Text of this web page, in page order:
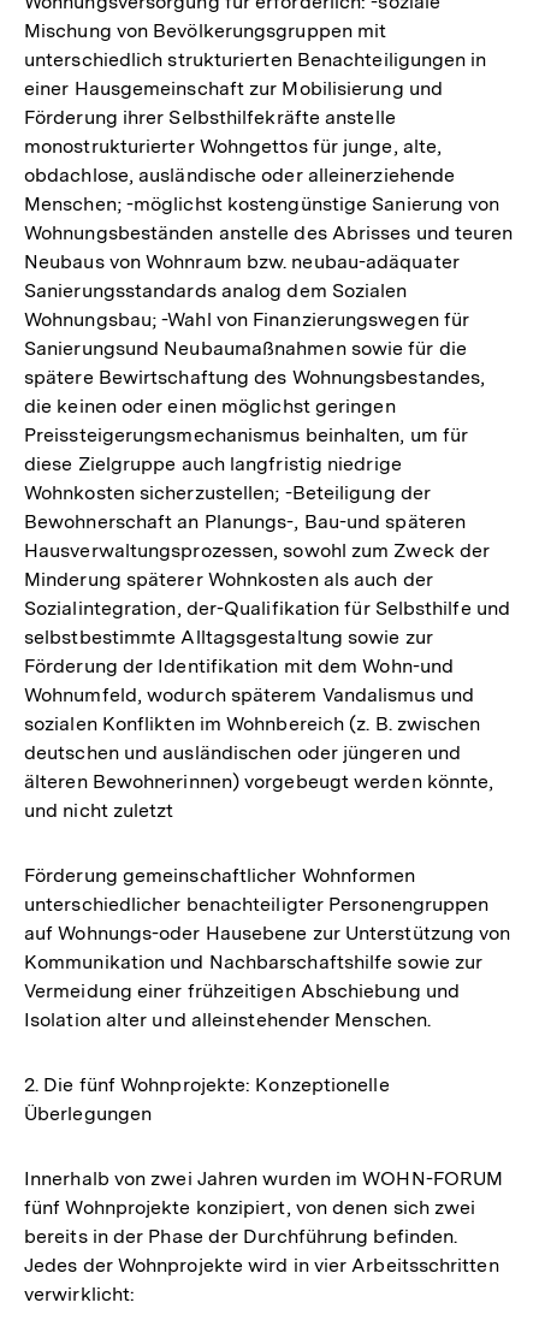
Mischung von Bevölkerungsgruppen mit
unterschiedlich strukturierten Benachteiligungen in
einer Hausgemeinschaft zur Mobilisierung und
Förderung ihrer Selbsthilfekräfte anstelle
monostrukturierter Wohngettos für junge, alte,
obdachlose, ausländische oder alleinerziehende
Menschen; -möglichst kostengünstige Sanierung von
Wohnungsbeständen anstelle des Abrisses und teuren
Neubaus von Wohnraum bzw. neubau-adäquater
Sanierungsstandards analog dem Sozialen
Wohnungsbau; -Wahl von Finanzierungswegen für
Sanierungsund Neubaumaßnahmen sowie für die
spätere Bewirtschaftung des Wohnungsbestandes,
die keinen oder einen möglichst geringen
Preissteigerungsmechanismus beinhalten, um für
diese Zielgruppe auch langfristig niedrige
Wohnkosten sicherzustellen; -Beteiligung der
Bewohnerschaft an Planungs-, Bau-und späteren
Hausverwaltungsprozessen, sowohl zum Zweck der
Minderung späterer Wohnkosten als auch der
Sozialintegration, der-Qualifikation für Selbsthilfe und
selbstbestimmte Alltagsgestaltung sowie zur
Förderung der Identifikation mit dem Wohn-und
Wohnumfeld, wodurch späterem Vandalismus und
sozialen Konflikten im Wohnbereich (z. B. zwischen
deutschen und ausländischen oder jüngeren und
älteren Bewohnerinnen) vorgebeugt werden könnte,
und nicht zuletzt
Förderung gemeinschaftlicher Wohnformen
unterschiedlicher benachteiligter Personengruppen
auf Wohnungs-oder Hausebene zur Unterstützung von
Kommunikation und Nachbarschaftshilfe sowie zur
Vermeidung einer frühzeitigen Abschiebung und
Isolation alter und alleinstehender Menschen.
2. Die fünf Wohnprojekte: Konzeptionelle
Überlegungen
Innerhalb von zwei Jahren wurden im WOHN-FORUM
fünf Wohnprojekte konzipiert, von denen sich zwei
bereits in der Phase der Durchführung befinden.
Jedes der Wohnprojekte wird in vier Arbeitsschritten
verwirklicht: